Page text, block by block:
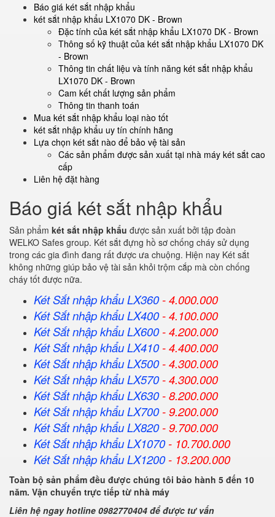
Báo giá két sắt nhập khẩu
két sắt nhập khẩu LX1070 DK - Brown
Đặc tính của két sắt nhập khẩu LX1070 DK - Brown
Thông số kỹ thuật của két sắt nhập khẩu LX1070 DK
- Brown
Thông tin chất liệu và tính năng két sắt nhập khẩu
LX1070 DK - Brown
Cam kết chất lượng sản phẩm
Thông tin thanh toán
Mua két sắt nhập khẩu loại nào tốt
két sắt nhập khẩu uy tín chính hãng
Lựa chọn két sắt nào để bảo vệ tài sản
Các sản phẩm được sản xuất tại nhà máy két sắt cao
cấp
Liên hệ đặt hàng
Báo giá két sắt nhập khẩu
Sản phẩm két sắt nhập khẩu được sản xuất bởi tập đoàn
WELKO Safes group. Két sắt đựng hồ sơ chống cháy sử dụng
trong các gia đình đang rất được ưa chuộng. Hiện nay Két sắt
không những giúp bảo vệ tài sản khỏi trộm cắp mà còn chống
cháy tốt được nữa.
Két Sắt nhập khẩu LX360- 4.000.000
Két Sắtnhập khẩuLX400- 4.100.000
Két Sắtnhập khẩuLX600- 4.200.000
Két Sắtnhập khẩuLX410- 4.400.000
Két Sắtnhập khẩuLX500- 4.300.000
Két Sắtnhập khẩuLX570- 4.300.000
Két Sắtnhập khẩuLX630- 8.200.000
Két Sắtnhập khẩuLX700- 9.200.000
Két Sắtnhập khẩuLX820- 9.700.000
Két Sắtnhập khẩuLX1070- 10.700.000
Két Sắtnhập khẩuLX1200- 13.200.000
Toàn bộ sản phẩm đều được chúng tôi bảo hành 5 đến 10
năm. Vận chuyển trực tiếp từ nhà máy
Liên hệ ngay hotline 0982770404 để được tư vấn